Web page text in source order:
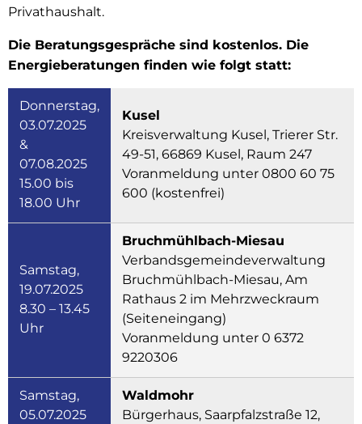
Privathaushalt.
Die Beratungsgespräche sind kostenlos. Die
Energieberatungen finden wie folgt statt:
Donnerstag,
03.07.2025
&
07.08.2025
15.00 bis
18.00 Uhr
Kusel
Kreisverwaltung Kusel, Trierer Str.
49-51, 66869 Kusel, Raum 247
Voranmeldung unter 0800 60 75
600 (kostenfrei)
Samstag,
19.07.2025
8.30 – 13.45
Uhr
Bruchmühlbach-Miesau
Verbandsgemeindeverwaltung
Bruchmühlbach-Miesau, Am
Rathaus 2 im Mehrzweckraum
(Seiteneingang)
Voranmeldung unter 0 6372
9220306
Samstag,
05.07.2025
Waldmohr
Bürgerhaus, Saarpfalzstraße 12,